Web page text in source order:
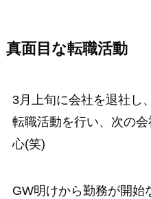
真面目な転職活動
3月上旬に会社を退社し
転職活動を行い、次の
心(笑)
GW明けから勤務が開始